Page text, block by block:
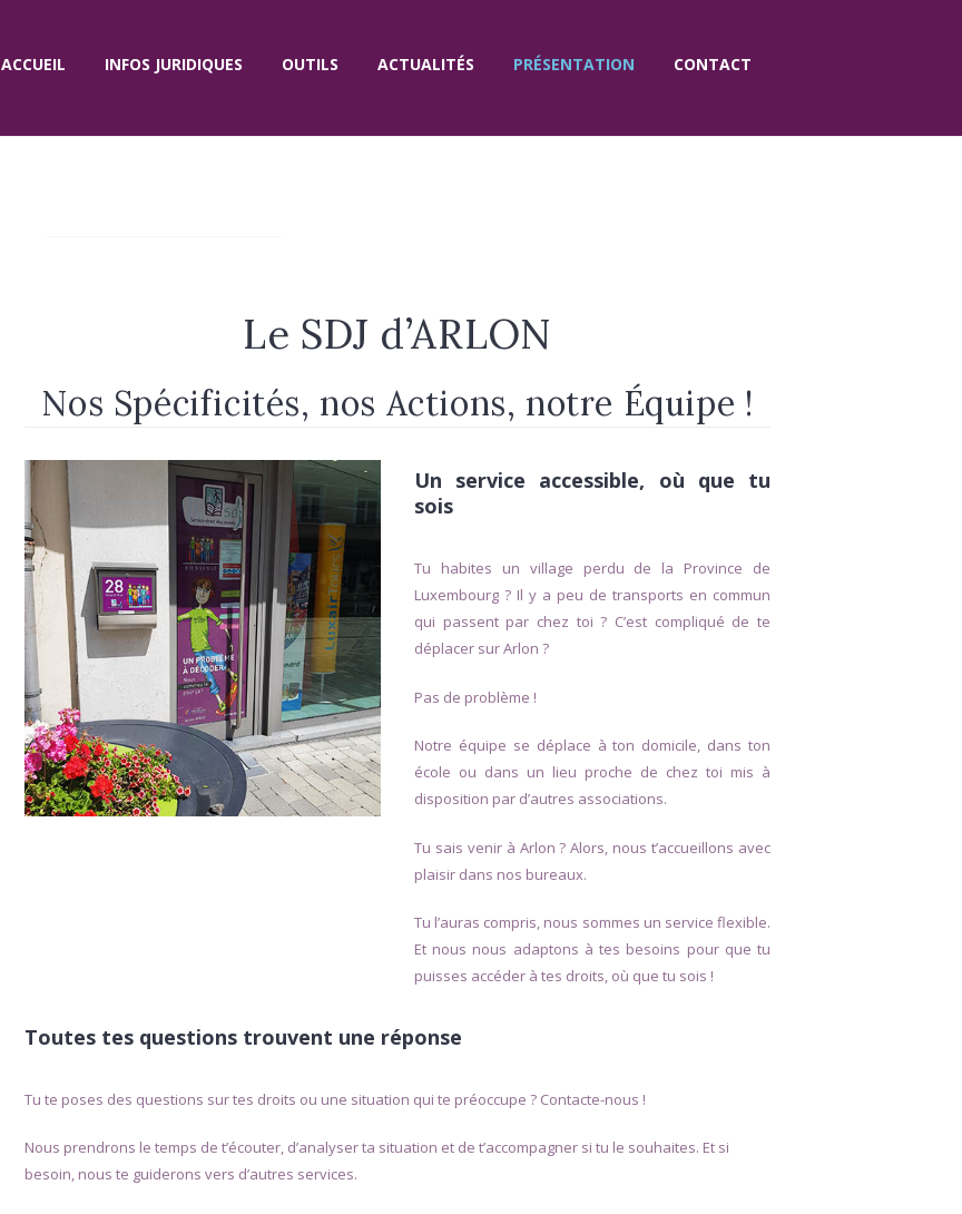
ACCUEIL INFOS JURIDIQUES OUTILS ACTUALITÉS PRÉSENTATION CONTACT
12h –
JEUDI – – –
VEND
REDI
10h –
14h
Le SDJ d’ARLON
Nos Spécificités, nos Actions, notre Équipe !
Un service accessible, où que tu
sois
Tu habites un village perdu de la Province de
Luxembourg ? Il y a peu de transports en commun
qui passent par chez toi ? C’est compliqué de te
déplacer sur Arlon ?
Pas de problème !
Notre équipe se déplace à ton domicile, dans ton
école ou dans un lieu proche de chez toi mis à
disposition par d’autres associations.
Tu sais venir à Arlon ? Alors, nous t’accueillons avec
plaisir dans nos bureaux.
Tu l’auras compris, nous sommes un service flexible.
Et nous nous adaptons à tes besoins pour que tu
puisses accéder à tes droits, où que tu sois !
Toutes tes questions trouvent une réponse
Tu te poses des questions sur tes droits ou une situation qui te préoccupe ? Contacte-nous !
Nous prendrons le temps de t’écouter, d’analyser ta situation et de t’accompagner si tu le souhaites. Et si
besoin, nous te guiderons vers d’autres services.